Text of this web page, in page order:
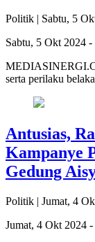
Politik | Sabtu, 5
Sabtu, 5 Okt 2024
serta perilaku
Antusias,
Kampanye
Gedung
Politik | Jumat, 4
Jumat, 4 Okt 2024